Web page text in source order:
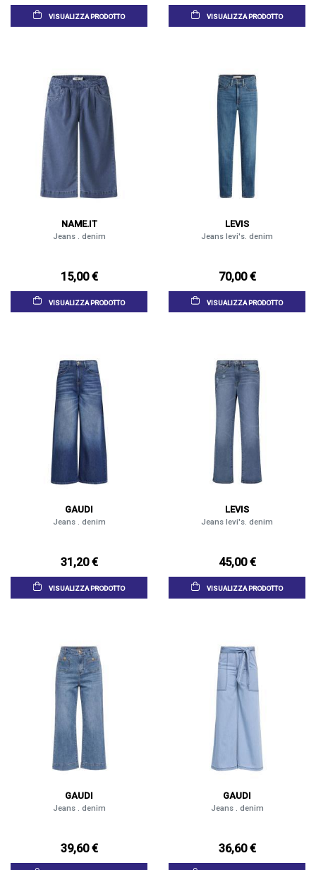
VISUALIZZA PRODOTTO VISUALIZZA PRODOTTO
NAME.IT
Jeans . denim
15,00 €
VISUALIZZA PRODOTTO
LEVIS
Jeans levi's. denim
70,00 €
VISUALIZZA PRODOTTO
GAUDI
Jeans . denim
31,20 €
VISUALIZZA PRODOTTO
LEVIS
Jeans levi's. denim
45,00 €
VISUALIZZA PRODOTTO
GAUDI
Jeans . denim
39,60 €
GAUDI
Jeans . denim
36,60 €